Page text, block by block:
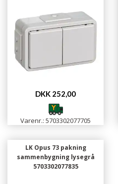
DKK 252,00
Varenr.: 5703302077705
LK Opus 73 pakning
sammenbygning lysegrå
5703302077835